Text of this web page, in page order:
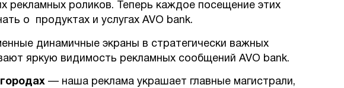
роликов. Теперь каждое посещение этих
о продуктах и услугах AVO bank.
динамичные экраны в стратегически важных
яркую видимость рекламных сообщений AVO bank.
— наша реклама украшает главные магистрали,